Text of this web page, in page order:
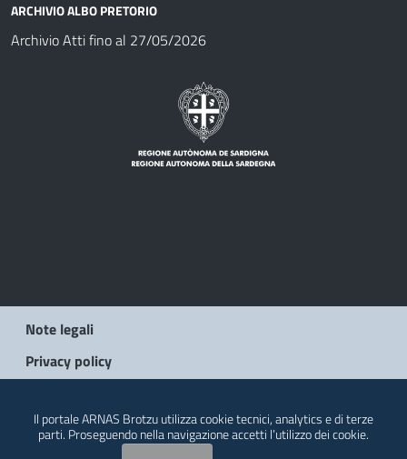
ARCHIVIO ALBO PRETORIO
Archivio Atti fino al 27/05/2026
Note legali
Privacy policy
Il portale ARNAS Brotzu utilizza cookie tecnici, analytics e di terze
parti. Proseguendo nella navigazione accetti l’utilizzo dei cookie.